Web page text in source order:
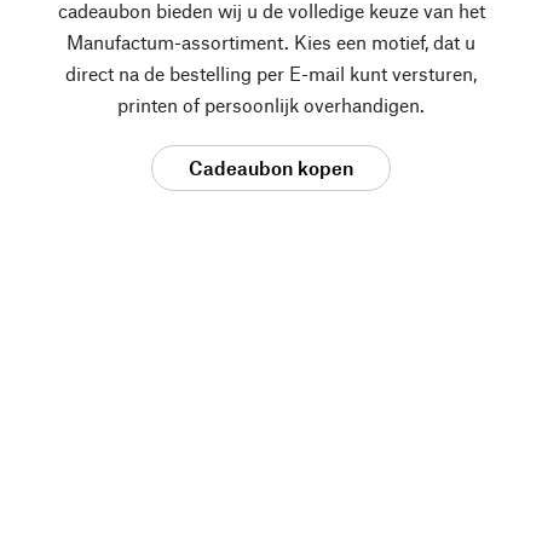
cadeaubon bieden wij u de volledige keuze van het
Manufactum-assortiment. Kies een motief, dat u
direct na de bestelling per E-mail kunt versturen,
printen of persoonlijk overhandigen.
Cadeaubon kopen